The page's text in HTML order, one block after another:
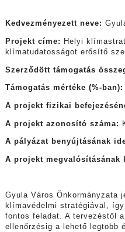
Kedvezményezett neve:
Projekt címe:
Helyi
klímatudatosságot erősítő
Szerződött támogatás
Támogatás mértéke (%-ban):
A projekt fizikai
A projekt azonosító száma:
A pályázat benyújtásának
A projekt megvalósításának
Gyula Város Önkormányzata
klímavédelmi stratégiával,
fontos feladat. A tervezéstől
ellenőrzésig a lehető legtöbb